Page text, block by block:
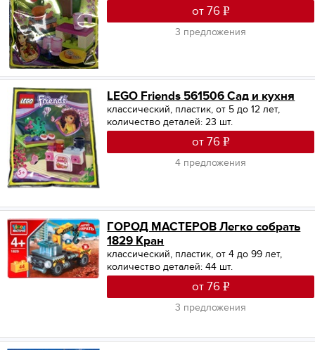
от 76
3 предложения
LEGO Friends 561506 Сад и кухня
классический, пластик, от 5 до 12 лет,
количество деталей: 23 шт.
от 76
4 предложения
ГОРОД МАСТЕРОВ Легко собрать
1829 Кран
классический, пластик, от 4 до 99 лет,
количество деталей: 44 шт.
от 76
3 предложения